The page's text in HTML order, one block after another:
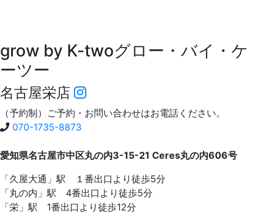
grow by K-twoグロー・バイ・ケ
ーツー
名古屋栄店
（予約制）ご予約・お問い合わせはお電話ください。
070-1735-8873
愛知県名古屋市中区丸の内3-15-21 Ceres丸の内606号
「久屋大通」駅 １番出口より徒歩5分
「丸の内」駅 4番出口より徒歩5分
「栄」駅 1番出口より徒歩12分